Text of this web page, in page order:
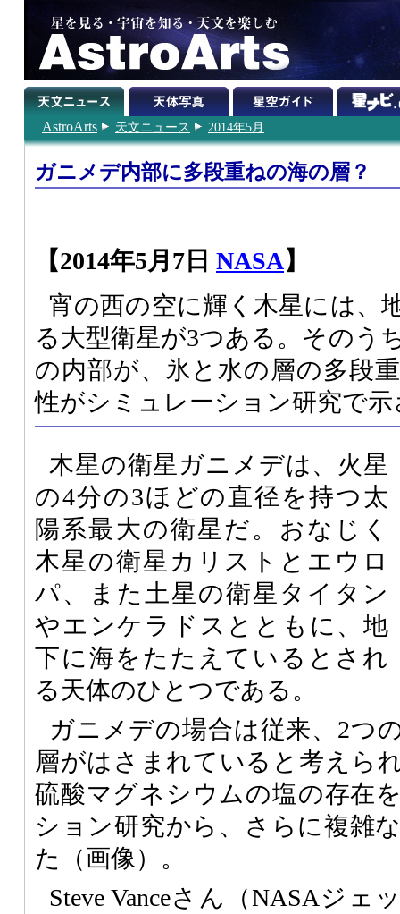
AstroArts 天文ニュース 2014年5月
ガニメデ内部に多段重ねの海の層？
【2014年5月7日 NASA】
宵の西の空に輝く木星には、
る大型衛星が3つある。そのう
の内部が、氷と水の層の多段
性がシミュレーション研究で
木星の衛星ガニメデは、火星
の4分の3ほどの直径を持つ太
陽系最大の衛星だ。おなじく
木星の衛星カリストとエウロ
パ、また土星の衛星タイタン
やエンケラドスとともに、地
下に海をたたえているとされ
る天体のひとつである。
ガニメデの場合は従来、2つ
層がはさまれていると考えら
硫酸マグネシウムの塩の存在
ション研究から、さらに複雑
た（画像）。
Steve Vanceさん（NASAジェ